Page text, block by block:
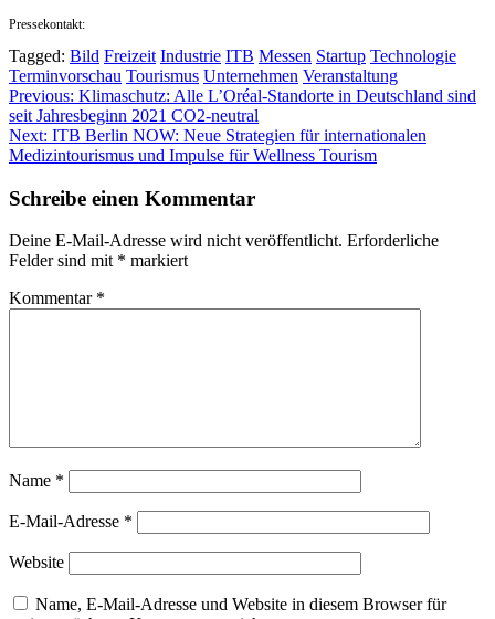
Pressekontakt:
Tagged: Bild Freizeit Industrie ITB Messen Startup Technologie
Terminvorschau Tourismus Unternehmen Veranstaltung
Beitragsnavigation
Previous: Klimaschutz: Alle L’Oréal-Standorte in Deutschland sind
seit Jahresbeginn 2021 CO2-neutral
Next: ITB Berlin NOW: Neue Strategien für internationalen
Medizintourismus und Impulse für Wellness Tourism
Schreibe einen Kommentar
Deine E-Mail-Adresse wird nicht veröffentlicht. Erforderliche
Felder sind mit * markiert
Kommentar *
Name *
E-Mail-Adresse *
Website
Name, E-Mail-Adresse und Website in diesem Browser für